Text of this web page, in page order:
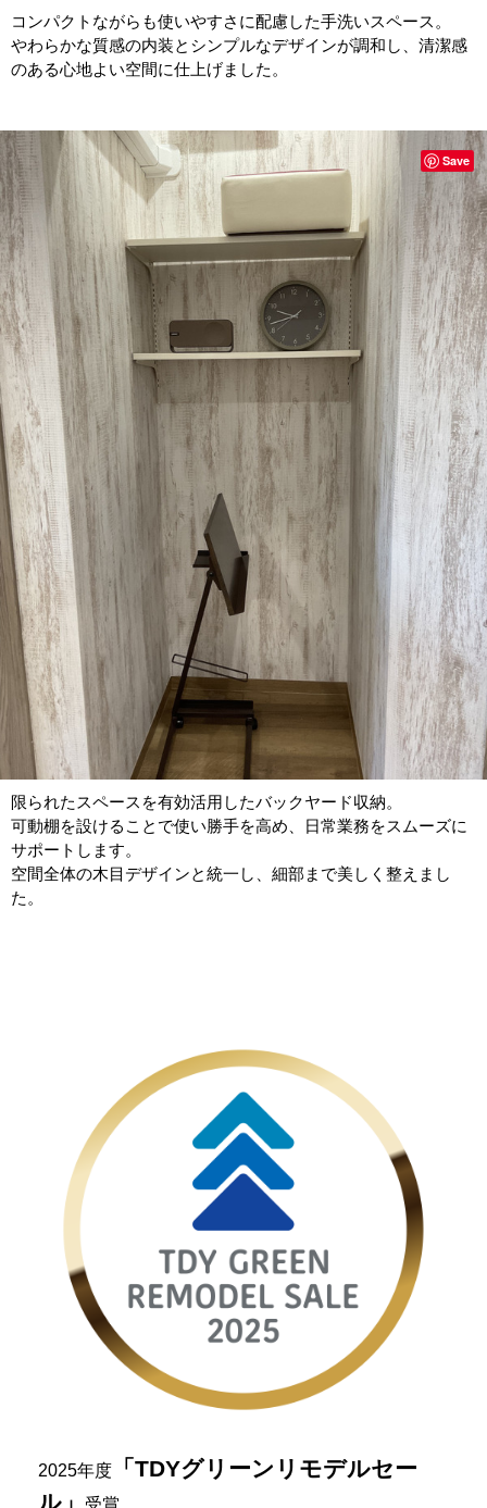
コンパクトながらも使いやすさに配慮した手洗いスペース。
やわらかな質感の内装とシンプルなデザインが調和し、清潔感
のある心地よい空間に仕上げました。
限られたスペースを有効活用したバックヤード収納。
可動棚を設けることで使い勝手を高め、日常業務をスムーズに
サポートします。
空間全体の木目デザインと統一し、細部まで美しく整えまし
た。
Save
2025年度
「TDYグリーンリモデルセー
ル」